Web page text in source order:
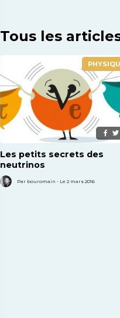
Tous les
Les petits secrets des
neutrinos
Par bouromain - Le 2 mars 2016